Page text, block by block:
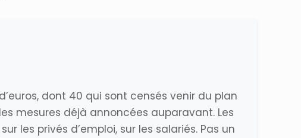
d’euros, dont 40 qui sont censés venir du plan
mesures déjà annoncées auparavant. Les
les privés d’emploi, sur les salariés. Pas un